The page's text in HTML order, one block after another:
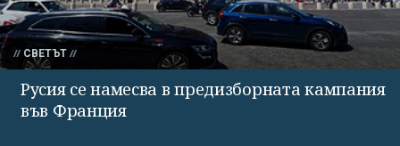
СВЕТЪТ
Русия се намесва в предизборната кампания
във Франция